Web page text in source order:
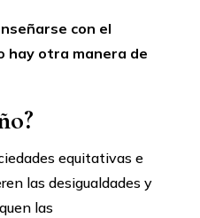
con el
hay otra manera de
equitativas e
las desigualdades y
las